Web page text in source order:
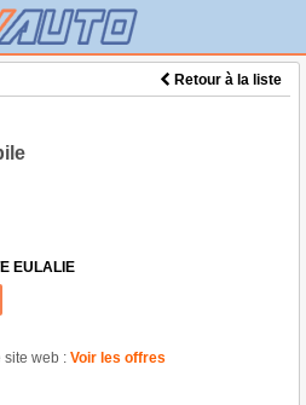
Retour à la liste
EULALIE
site web : Voir les offres